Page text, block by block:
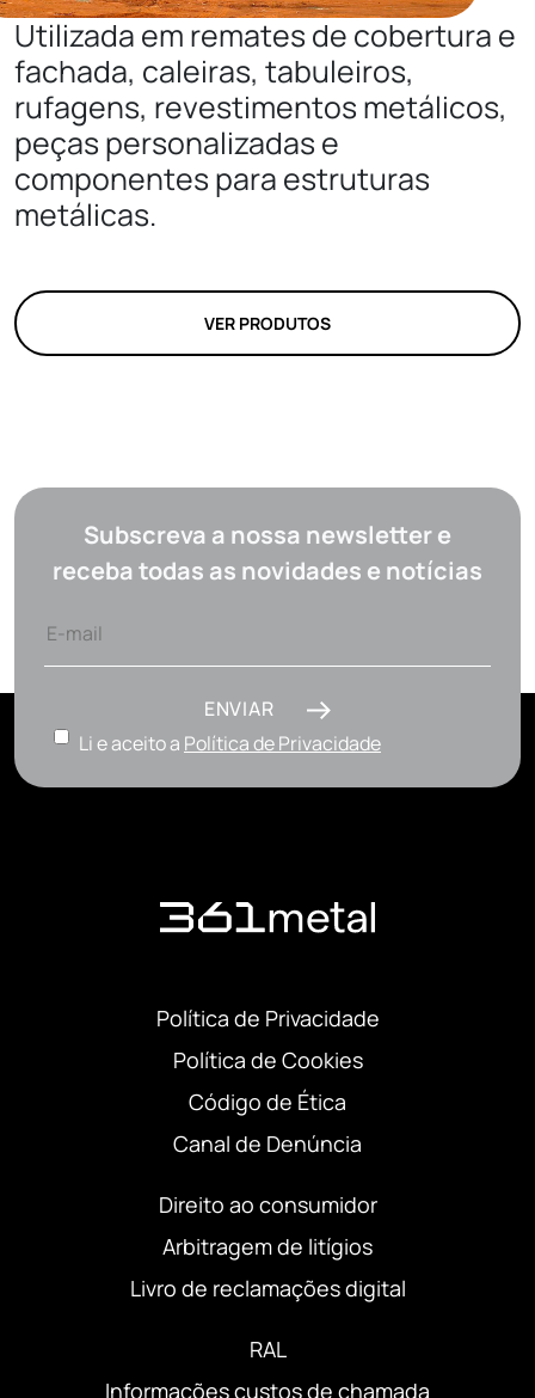
Utilizada em remates de cobertura e
fachada, caleiras, tabuleiros,
rufagens, revestimentos metálicos,
peças personalizadas e
componentes para estruturas
metálicas.
VER PRODUTOS
Subscreva a nossa newsletter e
receba todas as novidades e notícias
ENVIAR
Li e aceito a Política de Privacidade
Política de Privacidade
Política de Cookies
Código de Ética
Canal de Denúncia
Direito ao consumidor
Arbitragem de litígios
Livro de reclamações digital
RAL
Informações custos de chamada